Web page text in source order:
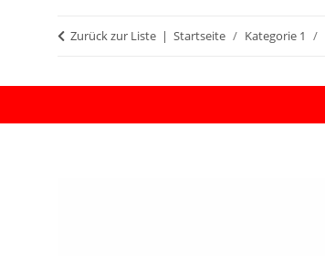
Zurück zur Liste Startseite Kategorie 1